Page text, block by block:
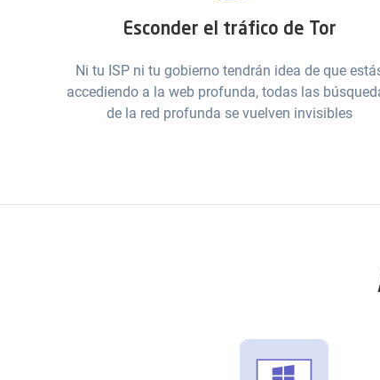
Esconder el tráfico de Tor
Ni tu ISP ni tu gobierno tendrán idea de que
accediendo a la web profunda, todas las
de la red profunda se vuelven invisibles